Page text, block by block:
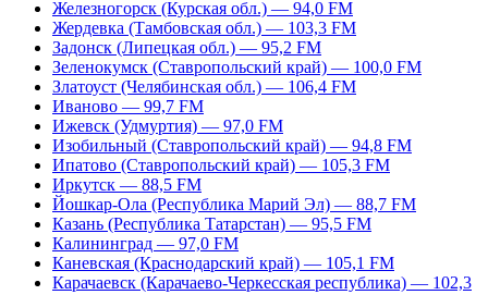
Железногорск (Курская обл.) — 94,0 FM
Жердевка (Тамбовская обл.) — 103,3 FM
Задонск (Липецкая обл.) — 95,2 FM
Зеленокумск (Ставропольский край) — 100,0 FM
Златоуст (Челябинская обл.) — 106,4 FM
Иваново — 99,7 FM
Ижевск (Удмуртия) — 97,0 FM
Изобильный (Ставропольский край) — 94,8 FM
Ипатово (Ставропольский край) — 105,3 FM
Иркутск — 88,5 FM
Йошкар-Ола (Республика Марий Эл) — 88,7 FM
Казань (Республика Татарстан) — 95,5 FM
Калининград — 97,0 FM
Каневская (Краснодарский край) — 105,1 FM
Карачаевск (Карачаево-Черкесская республика) — 102,3